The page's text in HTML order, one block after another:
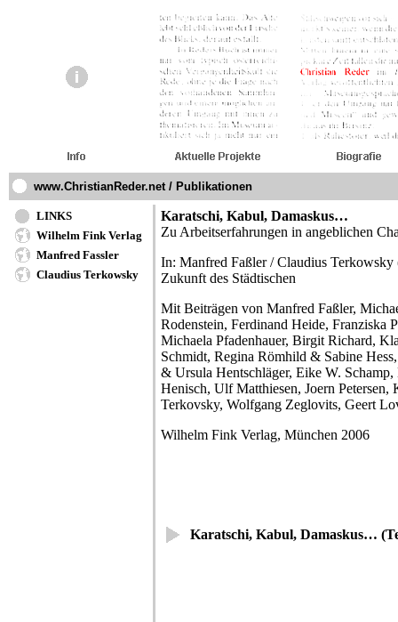
www.ChristianReder.net / Publikationen
LINKS
Wilhelm Fink Verlag
Manfred Fassler
Claudius Terkowsky
Karatschi, Kabul, Damaskus…
Zu Arbeitserfahrungen in angeblichen
In: Manfred Faßler / Claudius
Zukunft des Städtischen
Mit Beiträgen von Manfred Faßler,
Rodenstein, Ferdinand Heide, Franziska
Michaela Pfadenhauer, Birgit Richard,
Schmidt, Regina Römhild & Sabine
& Ursula Hentschläger, Eike W.
Henisch, Ulf Matthiesen, Joern Petersen,
Terkovsky, Wolfgang Zeglovits, Geert
Wilhelm Fink Verlag, München 2006
Karatschi, Kabul, Damaskus…